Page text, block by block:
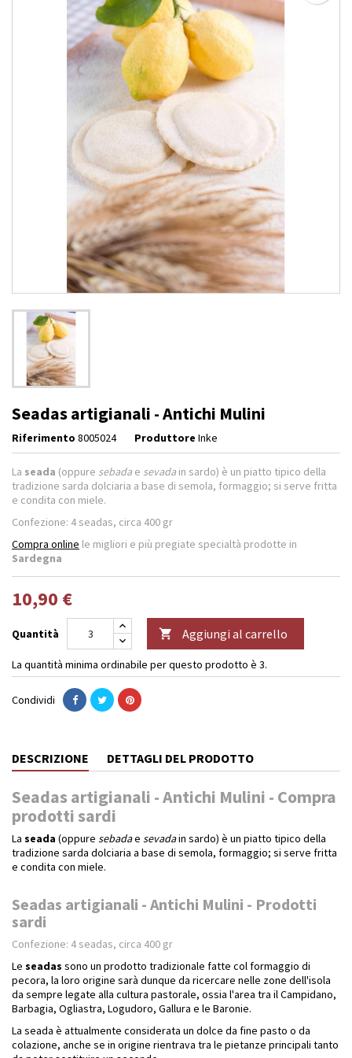
Seadas artigianali - Antichi Mulini
Riferimento 8005024 Produttore Inke
La seada (oppure sebada e sevada in sardo) è un piatto tipico della
tradizione sarda dolciaria a base di semola, formaggio; si serve fritta
e condita con miele.
Confezione: 4 seadas, circa 400 gr
Compra online le migliori e più pregiate specialtà prodotte in
Sardegna
10,90 €
Quantità  Aggiungi al carrello
La quantità minima ordinabile per questo prodotto è 3.
Condividi
DESCRIZIONE DETTAGLI DEL PRODOTTO
Seadas artigianali - Antichi Mulini - Compra
prodotti sardi
La seada (oppure sebadae sevadain sardo) è un piatto tipico della
tradizione sarda dolciaria a base di semola, formaggio; si serve fritta
e condita con miele.
Seadas artigianali - Antichi Mulini - Prodotti
sardi
Confezione: 4 seadas, circa 400 gr
Le seadas sono un prodotto tradizionale fatte col formaggio di
pecora, la loro origine sarà dunque da ricercare nelle zone dell'isola
da sempre legate alla cultura pastorale, ossia l'area tra il Campidano,
Barbagia, Ogliastra, Logudoro, Gallura e le Baronie.
La seada è attualmente considerata un dolce da fine pasto o da
colazione, anche se in origine rientrava tra le pietanze principali tanto